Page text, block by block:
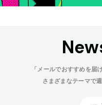
「メールでおすすめを届
さまざまなテーマで